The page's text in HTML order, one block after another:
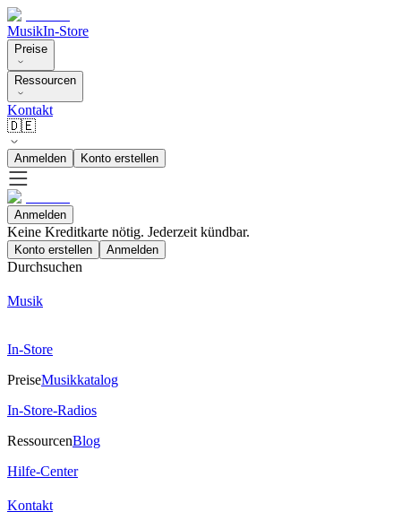
MusikIn-Store
Preise
Ressourcen
Kontakt
🇩🇪
Anmelden Konto erstellen
Anmelden
Keine Kreditkarte nötig. Jederzeit kündbar.
Konto erstellen Anmelden
Durchsuchen
Musik
In-Store
PreiseMusikkatalog
In-Store-Radios
RessourcenBlog
Hilfe-Center
Kontakt